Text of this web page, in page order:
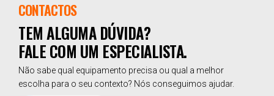
CONTACTOS
TEM ALGUMA DÚVIDA?
FALE COM UM ESPECIALISTA.
Não sabe qual equipamento precisa ou qual a melhor
escolha para o seu contexto? Nós conseguimos ajudar.